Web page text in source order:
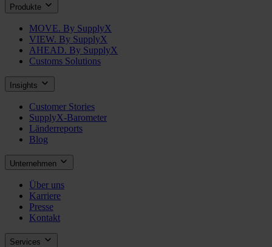
Produkte
MOVE. By SupplyX
VIEW. By SupplyX
AHEAD. By SupplyX
Customs Solutions
Insights
Customer Stories
SupplyX-Barometer
Länderreports
Blog
Unternehmen
Über uns
Karriere
Presse
Kontakt
Services